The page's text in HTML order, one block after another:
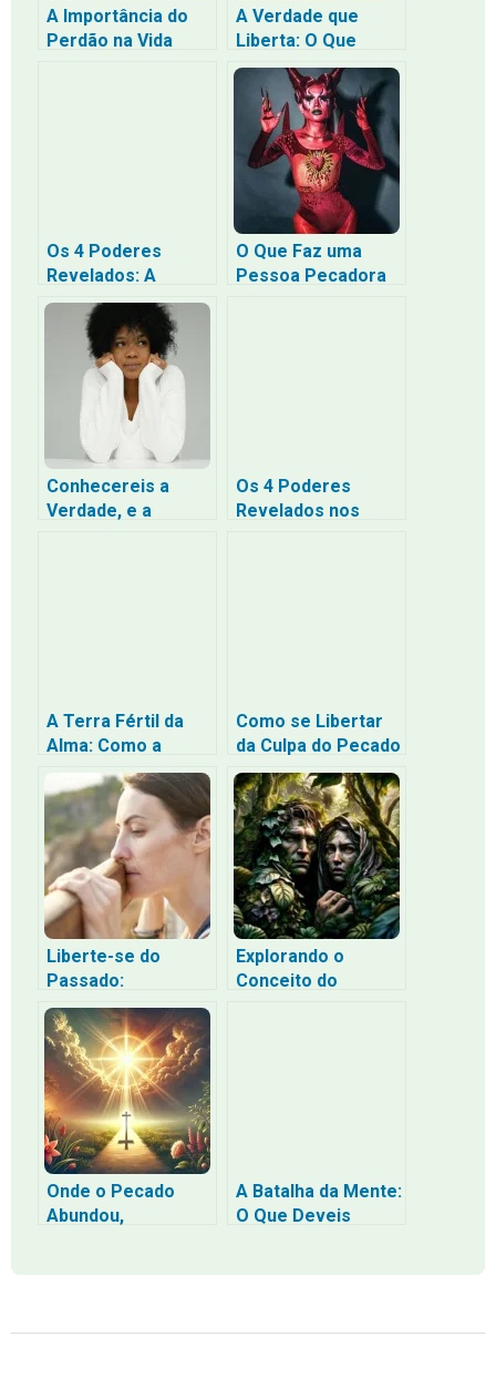
A Importância do
Perdão na Vida
A Verdade que
Liberta: O Que
Jesus Quis Dizer
com Conhecereis a
Verdade e Ela Vos
Libertará
Os 4 Poderes
Revelados: A
Escuridão da
Religião e a
Liberdade com que
Cristo Vos Libertou
– Uma Jornada de
Volta para Casa
O Que Faz uma
Pessoa Pecadora
Conhecereis a
Verdade, e a
Os 4 Poderes
Revelados nos
A Terra Fértil da
Alma: Como a
Palavra se Torna
Fruto em Nós
Como se Libertar
da Culpa do Pecado
Segundo a Bíblia
Liberte-se do
Passado:
Encontrando
Consolo nas
Escrituras
Sagradas
Explorando o
Conceito do
Onde o Pecado
Abundou,
A Batalha da Mente:
O Que Deveis